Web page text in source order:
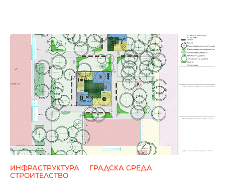
ИНФРАСТРУКТУРА
ГРАДСКА СРЕДА
СТРОИТЕЛСТВО